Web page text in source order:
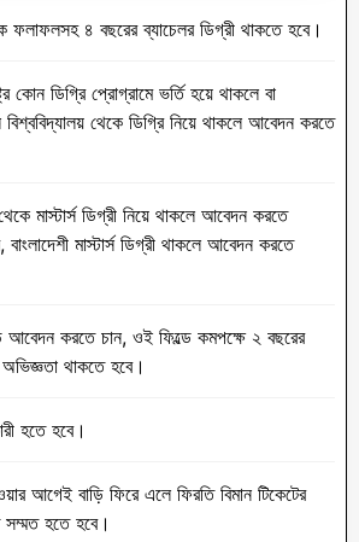
ফলাফলসহ ৪ বছরের ব্যাচেলর ডিগ্রী থাকতে হবে।
কোন ডিগ্রি প্রোগ্রামে ভর্তি হয়ে থাকলে বা
বিশ্ববিদ্যালয় থেকে ডিগ্রি নিয়ে থাকলে আবেদন করতে
মাস্টার্স ডিগ্রী নিয়ে থাকলে আবেদন করতে
মাস্টার্স ডিগ্রী থাকলে আবেদন করতে
আবেদন করতে চান, ওই ফিল্ডে কমপক্ষে ২ বছরের
অভিজ্ঞতা থাকতে হবে।
হতে হবে।
আগেই বাড়ি ফিরে এলে ফিরতি বিমান টিকেটের
হতে হবে।